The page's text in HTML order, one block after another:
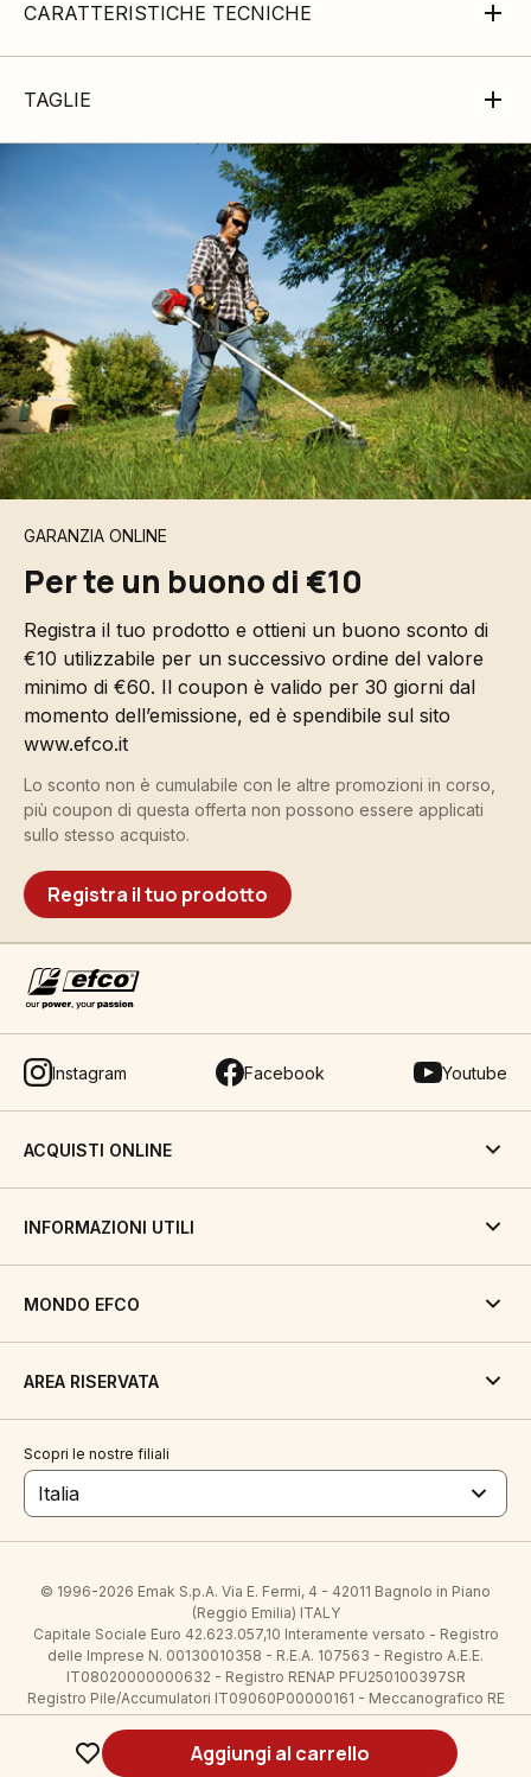
Aggiungi al carrello
CARATTERISTICHE TECNICHE
TAGLIE
GARANZIA ONLINE
Per te un buono di €10
Registra il tuo prodotto e ottieni un buono sconto di
€10 utilizzabile per un successivo ordine del valore
minimo di €60. Il coupon è valido per 30 giorni dal
momento dell’emissione, ed è spendibile sul sito
www.efco.it
Lo sconto non è cumulabile con le altre promozioni in corso,
più coupon di questa offerta non possono essere applicati
sullo stesso acquisto.
Registra il tuo prodotto
Instagram Facebook Youtube
ACQUISTI ONLINE
INFORMAZIONI UTILI
MONDO EFCO
AREA RISERVATA
Scopri le nostre filiali
Italia
© 1996-2026 Emak S.p.A. Via E. Fermi, 4 - 42011 Bagnolo in Piano
(Reggio Emilia) ITALY
Capitale Sociale Euro 42.623.057,10 Interamente versato - Registro
delle Imprese N. 00130010358 - R.E.A. 107563 - Registro A.E.E.
IT08020000000632 - Registro RENAP PFU250100397SR
Registro Pile/Accumulatori IT09060P00000161 - Meccanografico RE
005145 - Partita IVA 00130010358 - Codice Fiscale 00130010358